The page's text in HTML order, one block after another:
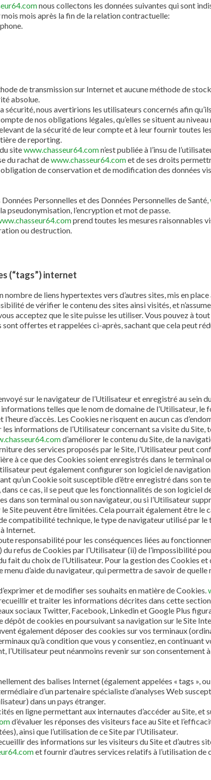
nous collectons les données suivantes qui sont
mois après la fin de la relation contractuelle:
de transmission sur Internet et aucune méthode de
absolue.
sécurité, nous avertirions les utilisateurs concernés afin
de nos obligations légales, qu’elles se situent au
de la sécurité de leur compte et à leur fournir toutes
de reporting.
sitewww.chasseur64.comn’est publiée à l’insu de
du rachat dewww.chasseur64.comet de ses droits
de conservation et de modification des données
Personnelles et des Données Personnelles de Santé,
pseudonymisation, l’encryption et mot de passe.
prend toutes les mesures raisonnables
ou destruction.
(“tags”) internet
de liens hypertextes vers d’autres sites, mis en
de vérifier le contenu des sites ainsi visités, et
acceptez que le site puisse les utiliser. Vous pouvez à
offertes et rappelées ci-après, sachant que cela peut
sur le navigateur de l’Utilisateur et enregistré au sein
telles que le nom de domaine de l’Utilisateur, le
d’accès. Les Cookies ne risquent en aucun cas
informations de l’Utilisateur concernant sa visite du Site,
d’améliorer le contenu du Site, de la
des services proposés par le Site, l’Utilisateur peut
à ce que des Cookies soient enregistrés dans le terminal
peut également configurer son logiciel de navigation
qu’un Cookie soit susceptible d’être enregistré dans son
ce cas, il se peut que les fonctionnalités de son logiciel
dans son terminal ou son navigateur, ou si l’Utilisateur
Site peuvent être limitées. Cela pourrait également être le
compatibilité technique, le type de navigateur utilisé par le
Internet.
responsabilité pour les conséquences liées au
du refus de Cookies par l’Utilisateur (ii) de l’impossibilité
fait du choix de l’Utilisateur. Pour la gestion des Cookies
d’aide du navigateur, qui permettra de savoir de
et de modifier ses souhaits en matière de Cookies.
et traiter les informations décrites dans cette
sociaux Twitter, Facebook, Linkedin et Google Plus
de cookies en poursuivant sa navigation sur le Site
également déposer des cookies sur vos terminaux
qu’à condition que vous y consentiez, en
l’Utilisateur peut néanmoins revenir sur son consentement
des balises Internet (également appelées « tags »,
d’un partenaire spécialiste d’analyses Web
dans un pays étranger.
en ligne permettant aux internautes d’accéder au Site, et
d’évaluer les réponses des visiteurs face au Site et
ainsi que l’utilisation de ce Site par l’Utilisateur.
des informations sur les visiteurs du Site et d’autres
et fournir d’autres services relatifs à l’utilisation de